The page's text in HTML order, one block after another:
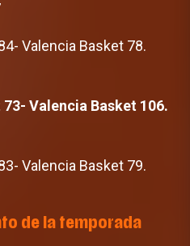
Valencia Basket 78.
Valencia Basket 106.
Valencia Basket 79.
de la temporada